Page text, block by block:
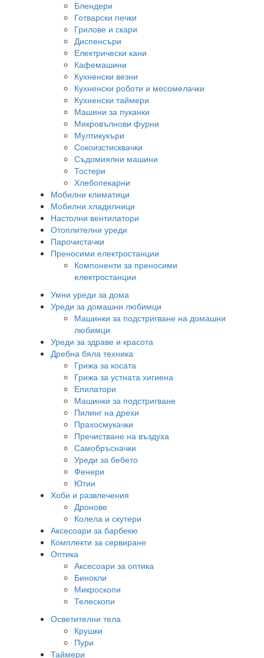
Блендери
Готварски печки
Грилове и скари
Диспенсъри
Електрически кани
Кафемашини
Кухненски везни
Кухненски роботи и месомелачки
Кухненски таймери
Машини за пуканки
Микровълнови фурни
Мултикукъри
Сокоизстисквачки
Съдомиялни машини
Тостери
Хлебопекарни
Мобилни климатици
Мобилни хладилници
Настолни вентилатори
Отоплителни уреди
Парочистачки
Преносими електростанции
Компоненти за преносими
електростанции
Умни уреди за дома
Уреди за домашни любимци
Машинки за подстригване на домашни
любимци
Уреди за здраве и красота
Дребна бяла техника
Грижа за косата
Грижа за устната хигиена
Епилатори
Машинки за подстригване
Пилинг на дрехи
Прахосмукачки
Пречистване на въздуха
Самобръсначки
Уреди за бебето
Фенери
Ютии
Хоби и развлечения
Дронове
Колела и скутери
Аксесоари за барбекю
Комплекти за сервиране
Оптика
Аксесоари за оптика
Бинокли
Микроскопи
Телескопи
Осветителни тела
Крушки
Пури
Таймери